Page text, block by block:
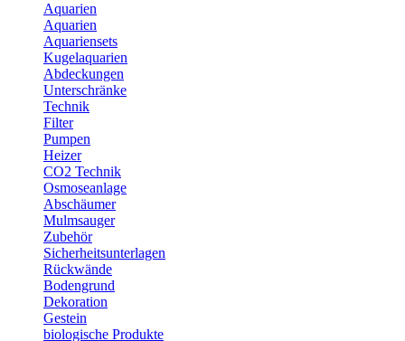
Aquarien
Aquarien
Aquariensets
Kugelaquarien
Abdeckungen
Unterschränke
Technik
Filter
Pumpen
Heizer
CO2 Technik
Osmoseanlage
Abschäumer
Mulmsauger
Zubehör
Sicherheitsunterlagen
Rückwände
Bodengrund
Dekoration
Gestein
biologische Produkte